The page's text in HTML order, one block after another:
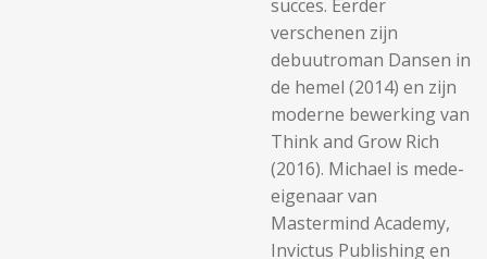
succes. Eerder
verschenen zijn
debuutroman Dansen in
de hemel (2014) en zijn
moderne bewerking van
Think and Grow Rich
(2016). Michael is mede-
eigenaar van
Mastermind Academy,
Invictus Publishing en